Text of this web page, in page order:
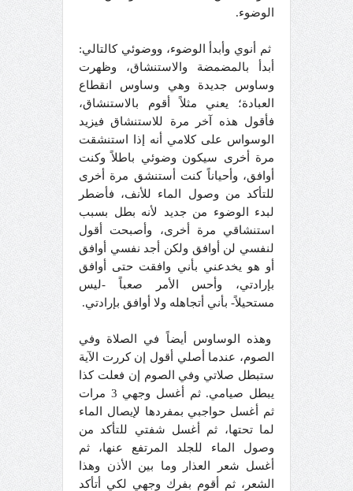
الوضوء.
ثم أنوي وأبدأ الوضوء، ووضوئي كالتالي:
أبدأ بالمضمضة والاستنشاق، وظهرت
وساوس جديدة وهي وساوس انقطاع
العبادة؛ يعني مثلاً أقوم بالاستنشاق،
فأقول هذه آخر مرة للاستنشاق فيزيد
الوسواس على كلامي أنه إذا استنشقت
مرة أخرى سيكون وضوئي باطلاً وكنت
أوافق، وأحياناً كنت أستنشق مرة أخرى
للتأكد من وصول الماء للأنف، فأضطر
لبدء الوضوء من جديد لأنه بطل بسبب
استنشاقي مرة أخرى، وأصبحت أقول
لنفسي لن أوافق ولكن أجد نفسي أوافق
أو هو يخدعني بأني وافقت حتى أوافق
بإرادتي، وأحس الأمر صعباً -ليس
مستحيلاً- بأني أتجاهله ولا أوافق بإرادتي.
وهذه الوساوس أيضاً في الصلاة وفي
الصوم، عندما أصلي أقول إن كررت الآية
ستبطل صلاتي وفي الصوم إن فعلت كذا
يبطل صيامي. ثم أغسل وجهي 3 مرات
ثم أغسل حواجبي بمفردها لإيصال الماء
لما تحتها، ثم أغسل شفتي للتأكد من
وصول الماء للجلد المرتفع عنها، ثم
أغسل شعر العذار وما بين الأذن وهذا
الشعر، ثم أقوم بفرك وجهي لكي أتأكد